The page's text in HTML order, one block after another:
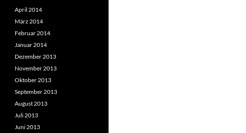
April 2014
März 2014
Februar 2014
Januar 2014
Dezember 2013
November 2013
Oktober 2013
September 2013
August 2013
Juli 2013
Juni 2013